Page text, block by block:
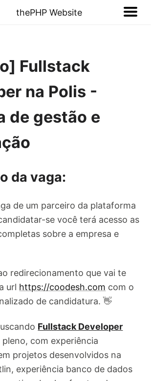
thePHP Website
Fullstack
na Polis -
de gestão e
da vaga:
de um parceiro da plataforma
se você terá acesso as
sobre a empresa e
redirecionamento que vai te
url https://coodesh.com com o
de candidatura. 👋
Fullstack Developer
com experiência
projetos desenvolvidos na
experiência banco de dados